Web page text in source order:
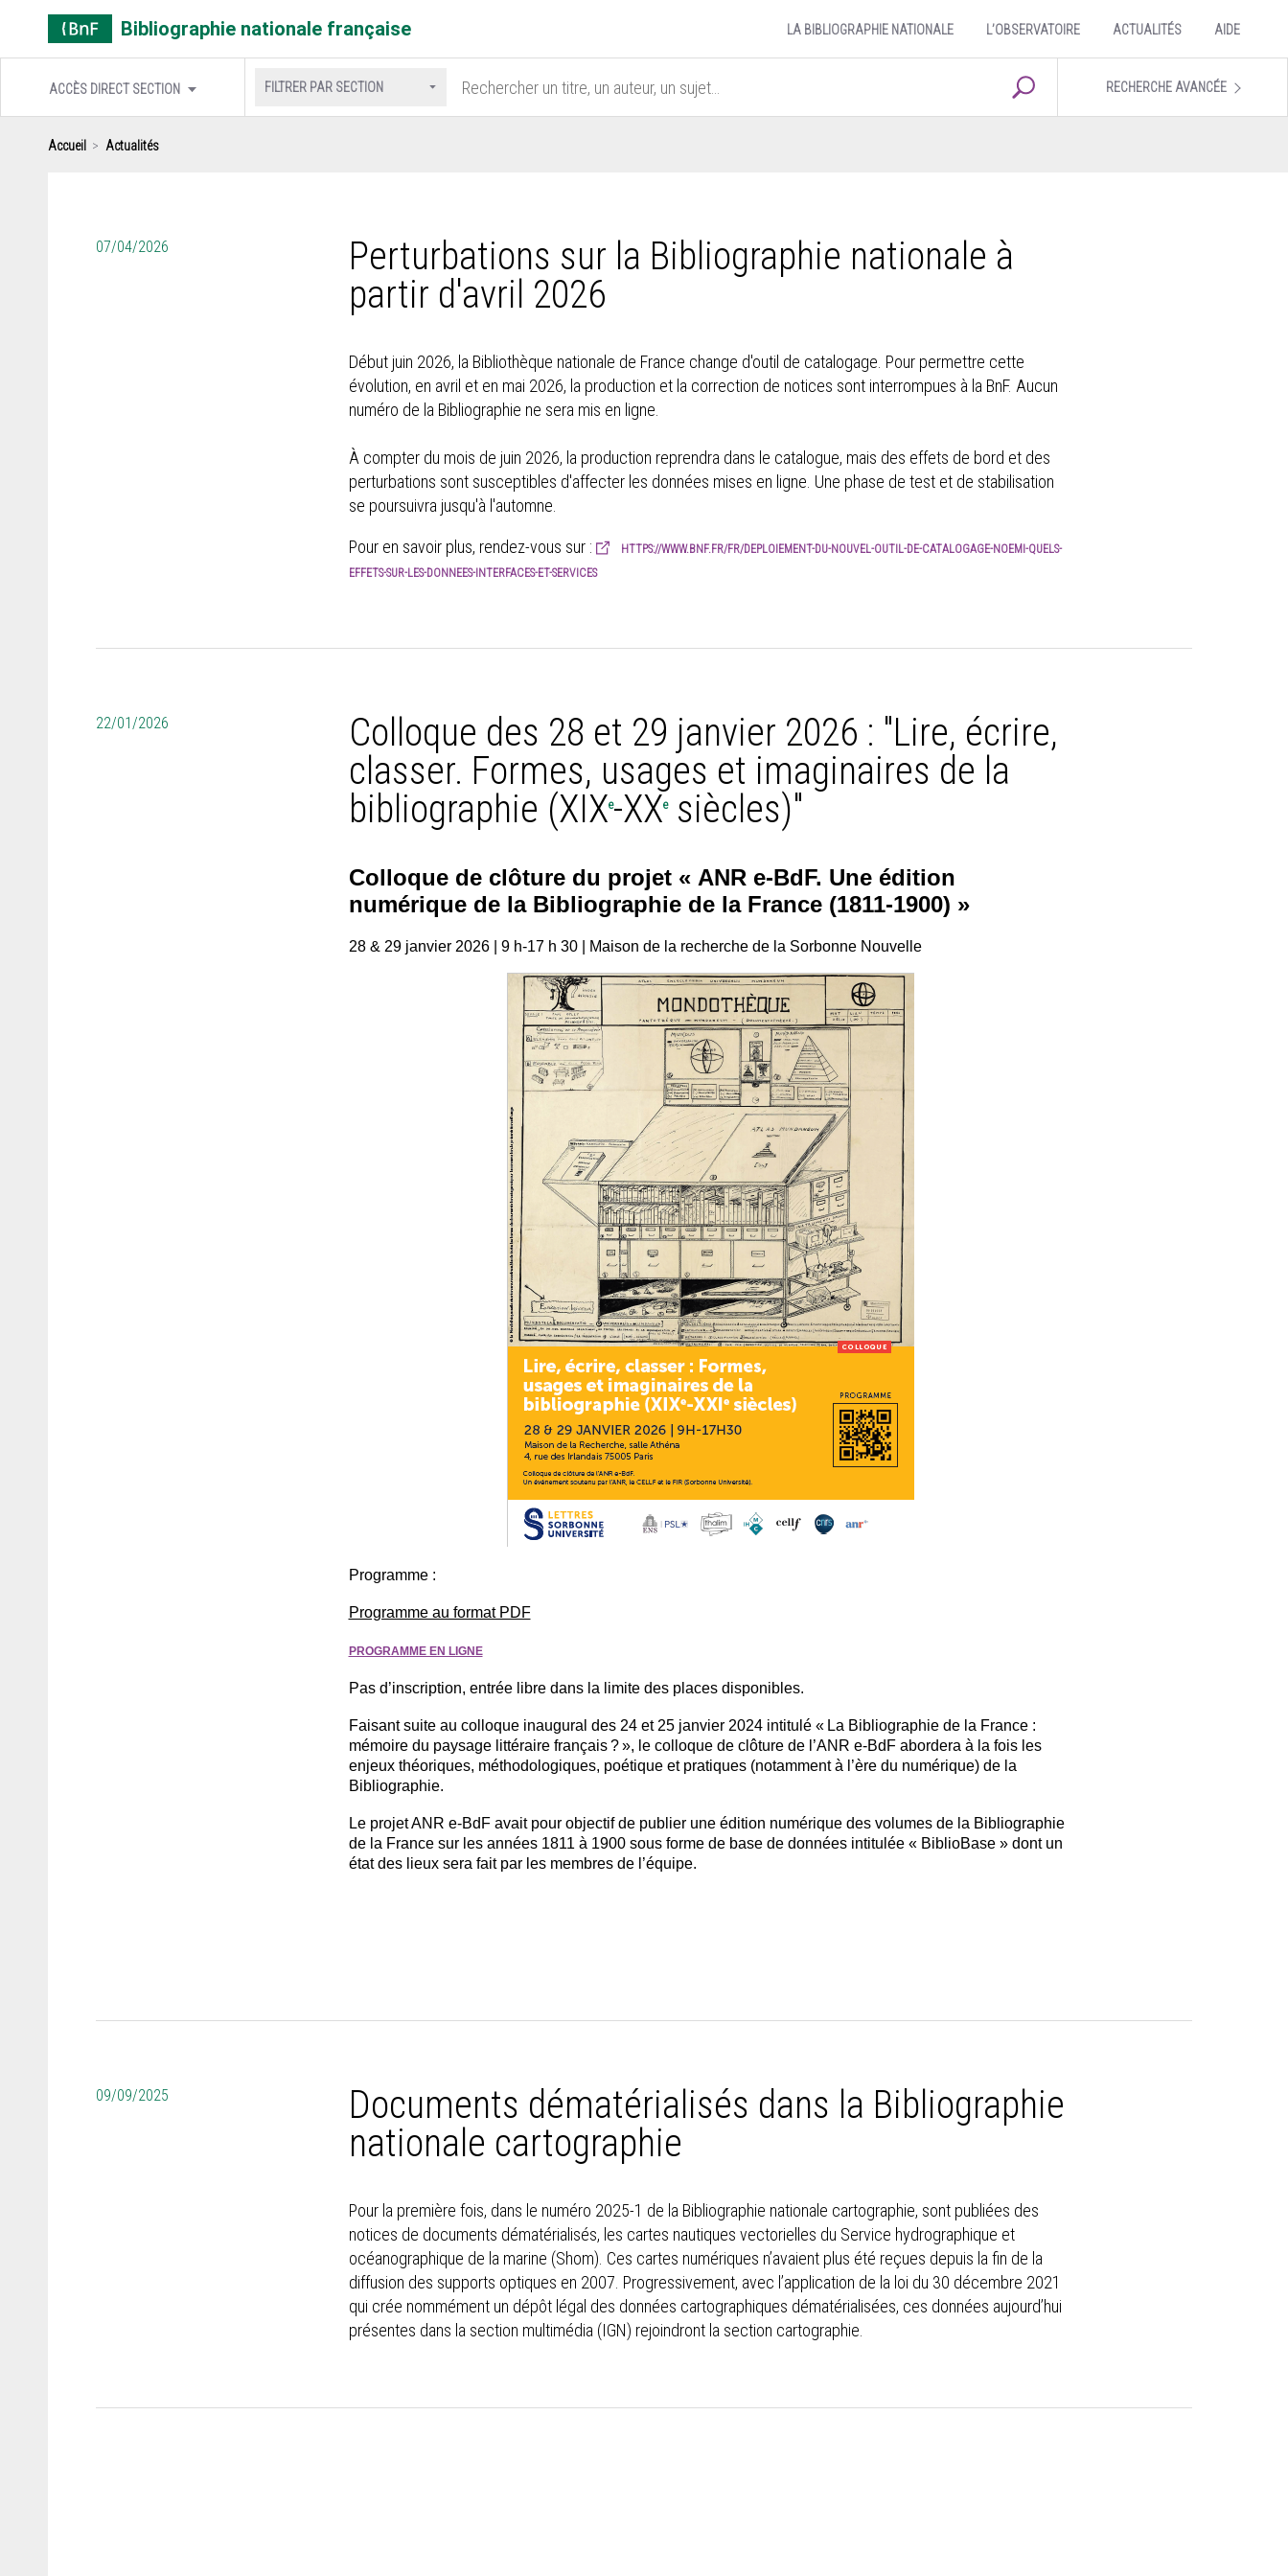
Bibliographie nationale française LA BIBLIOGRAPHIE NATIONALE L’OBSERVATOIRE ACTUALITÉS AIDE
ACCÈS DIRECT SECTION FILTRER PAR SECTION RECHERCHE AVANCÉE
Accueil Actualités
07/04/2026
Perturbations sur la Bibliographie nationale à
partir d'avril 2026
Début juin 2026, la Bibliothèque nationale de France change d'outil de catalogage. Pour permettre cette
évolution, en avril et en mai 2026, la production et la correction de notices sont interrompues à la BnF. Aucun
numéro de la Bibliographie ne sera mis en ligne.
À compter du mois de juin 2026, la production reprendra dans le catalogue, mais des effets de bord et des
perturbations sont susceptibles d'affecter les données mises en ligne. Une phase de test et de stabilisation
se poursuivra jusqu'à l'automne.
Pour en savoir plus, rendez-vous sur :
HTTPS://WWW.BNF.FR/FR/DEPLOIEMENT-DU-NOUVEL-OUTIL-DE-CATALOGAGE-NOEMI-QUELS-
EFFETS-SUR-LES-DONNEES-INTERFACES-ET-SERVICES
22/01/2026
Colloque des 28 et 29 janvier 2026 : "Lire, écrire,
classer. Formes, usages et imaginaires de la
bibliographie (XIXe-XXesiècles)"
Colloque de clôture du projet « ANR e-BdF. Une édition
numérique de la Bibliographie de la France (1811-1900) »
28 & 29 janvier 2026 | 9 h-17 h 30 | Maison de la recherche de la Sorbonne Nouvelle
Programme :
Programme au format PDF
PROGRAMME EN LIGNE
Pas d’inscription, entrée libre dans la limite des places disponibles.
Faisant suite au colloque inaugural des 24 et 25 janvier 2024 intitulé « La Bibliographie de la France :
mémoire du paysage littéraire français ? », le colloque de clôture de l’ANR e-BdF abordera à la fois les
enjeux théoriques, méthodologiques, poétique et pratiques (notamment à l’ère du numérique) de la
Bibliographie.
Le projet ANR e-BdF avait pour objectif de publier une édition numérique des volumes de la Bibliographie
de la France sur les années 1811 à 1900 sous forme de base de données intitulée « BiblioBase » dont un
état des lieux sera fait par les membres de l’équipe.
09/09/2025
Documents dématérialisés dans la Bibliographie
nationale cartographie
Pour la première fois, dans le numéro 2025-1 de la Bibliographie nationale cartographie, sont publiées des
notices de documents dématérialisés, les cartes nautiques vectorielles du Service hydrographique et
océanographique de la marine (Shom). Ces cartes numériques n’avaient plus été reçues depuis la fin de la
diffusion des supports optiques en 2007. Progressivement, avec l’application de la loi du 30 décembre 2021
qui crée nommément un dépôt légal des données cartographiques dématérialisées, ces données aujourd’hui
présentes dans la section multimédia (IGN) rejoindront la section cartographie.